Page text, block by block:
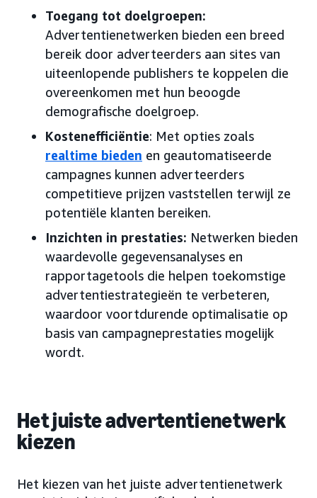
Toegang tot doelgroepen:
Advertentienetwerken bieden een breed
bereik door adverteerders aan sites van
uiteenlopende publishers te koppelen die
overeenkomen met hun beoogde
demografische doelgroep.
Kostenefficiëntie: Met opties zoals
realtime bieden en geautomatiseerde
campagnes kunnen adverteerders
competitieve prijzen vaststellen terwijl ze
potentiële klanten bereiken.
Inzichten in prestaties: Netwerken bieden
waardevolle gegevensanalyses en
rapportagetools die helpen toekomstige
advertentiestrategieën te verbeteren,
waardoor voortdurende optimalisatie op
basis van campagneprestaties mogelijk
wordt.
Het juiste advertentienetwerk
kiezen
Het kiezen van het juiste advertentienetwerk